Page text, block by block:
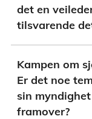
det en
tilsvarende
Kampen om
Er det noe
sin
framover?